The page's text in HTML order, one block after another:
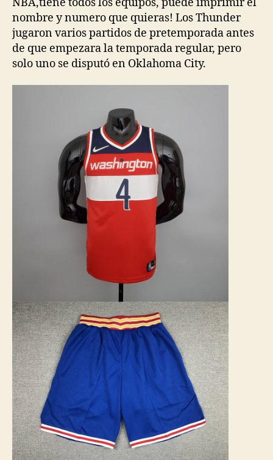
nombre y numero que quieras! Los Thunder
jugaron varios partidos de pretemporada antes
de que empezara la temporada regular, pero
solo uno se disputó en Oklahoma City.